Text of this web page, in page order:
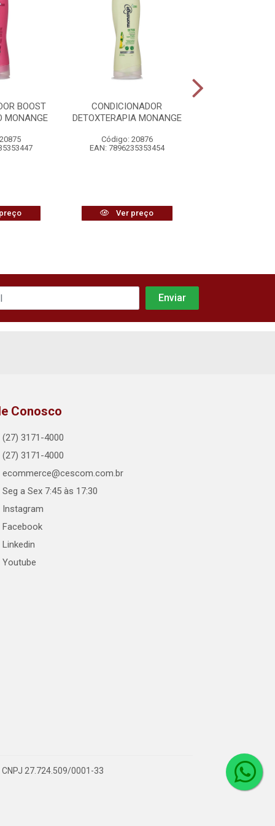
BOOST
MONANGE
CONDICIONADOR
DETOXTERAPIA MONANGE
Código: 20876
EAN: 7896235353454
Ver preço
Conosco
(27) 3171-4000
(27) 3171-4000
ecommerce@cescom.com.br
Seg a Sex 7:45 às 17:30
Instagram
Facebook
Linkedin
Youtube
27.724.509/0001-33